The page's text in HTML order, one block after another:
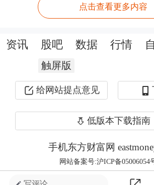
号数较多，中1手的概率
高。第二，除了直接申购
过提前购买正股获得优先
可转债发行一般会对老股
因此投资者可以在股权登
正股，然后在配售日行使
可转债。第三，在二级市
只要拥有了股票账户，也
点击查看更多内容
资讯 股吧 数据 行情
触屏版
给网站提点意见
低版本下载指南
手机东方财富网
网站备案号:沪ICP备05006054